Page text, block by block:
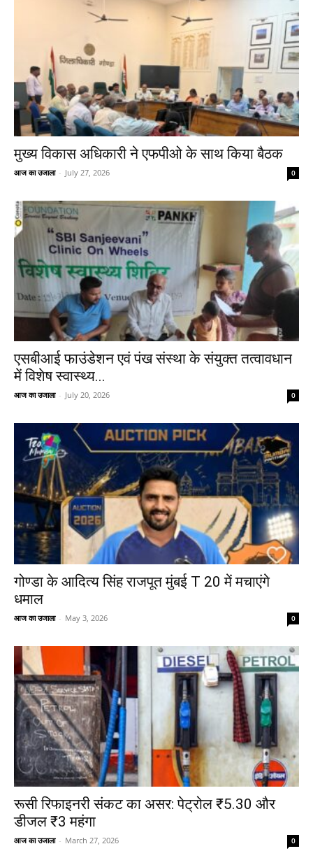
मुख्य विकास अधिकारी ने एफपीओ के साथ किया बैठक
आज का उजाला - July 27, 2026 0
एसबीआई फाउंडेशन एवं पंख संस्था के संयुक्त तत्वावधान
में विशेष स्वास्थ्य...
आज का उजाला - July 20, 2026 0
गोण्डा के आदित्य सिंह राजपूत मुंबई T 20 में मचाएंगे
धमाल
आज का उजाला - May 3, 2026 0
रूसी रिफाइनरी संकट का असर: पेट्रोल ₹5.30 और
डीजल ₹3 महंगा
आज का उजाला - March 27, 2026 0